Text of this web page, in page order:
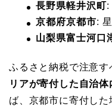
長野県軽井沢町:
京都府京都市:
山梨県富士河口
ふるさと納税で注意す
リアが寄付した自治
ば、京都市に寄付した